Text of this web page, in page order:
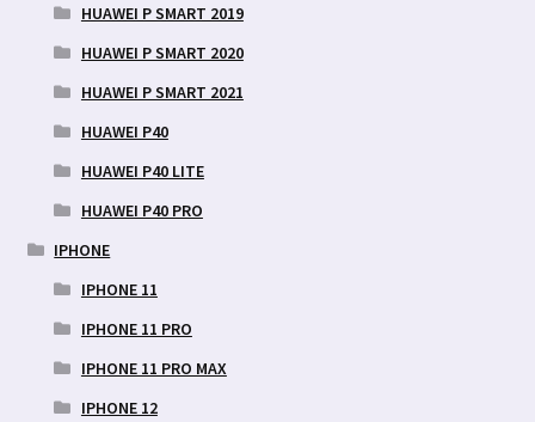
HUAWEI P SMART 2019
HUAWEI P SMART 2020
HUAWEI P SMART 2021
HUAWEI P40
HUAWEI P40 LITE
HUAWEI P40 PRO
IPHONE
IPHONE 11
IPHONE 11 PRO
IPHONE 11 PRO MAX
IPHONE 12